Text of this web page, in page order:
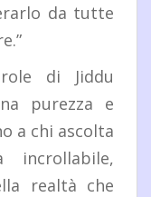
da tutte
di Jiddu
purezza e
a chi ascolta
realtà che